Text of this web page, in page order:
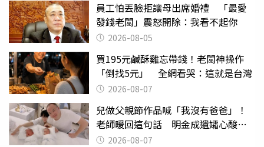
員工怕丟臉拒讓母出席婚禮 「最愛
發錢老闆」震怒開除：我看不起你
2026-08-05
買195元鹹酥雞忘帶錢！老闆神操作
「倒找5元」 全網看哭：這就是台灣
2026-08-07
兒做父親節作品喊「我沒有爸爸」！
老師暖回這句話 明金成遺孀心酸惹
淚 2026-08-07